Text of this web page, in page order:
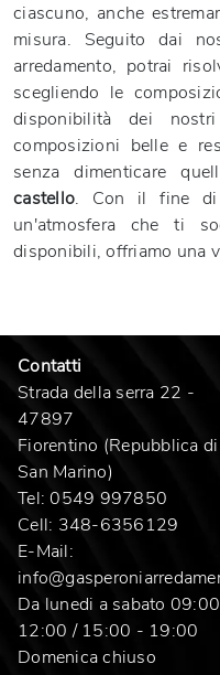
ciascuno, anche
misura. Seguito dai
arredamento, potrai
scegliendo le
disponibilità dei
composizioni belle e
senza dimenticare
castello. Con il fine di
un'atmosfera che ti
disponibili, offriamo una
Contatti
Strada della serra 22 -
47897
Fiorentino (Repubblica di
San Marino)
Tel: 0549 997850
Cell: 348-6356129
E-Mail:
Da lunedi a sabato
12:00 / 15:00 - 19:00
Domenica chiuso